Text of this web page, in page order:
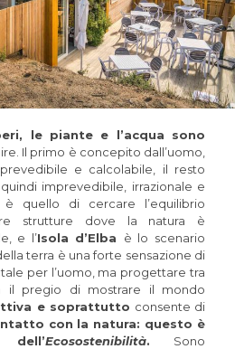
le piante e l’acqua sono
Il primo è concepito dall’uomo,
e calcolabile, il resto
imprevedibile, irrazionale e
quello di cercare l’equilibrio
strutture dove la natura è
e l’Isola d’Elba è lo scenario
terra è una forte sensazione di
per l’uomo, ma progettare tra
pregio di mostrare il mondo
e soprattutto consente di
con la natura: questo è
Ecosostenibilità. Sono